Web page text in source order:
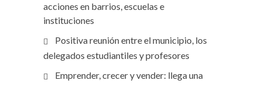
acciones en barrios, escuelas e
instituciones
Positiva reunión entre el municipio, los
delegados estudiantiles y profesores
Emprender, crecer y vender: llega una